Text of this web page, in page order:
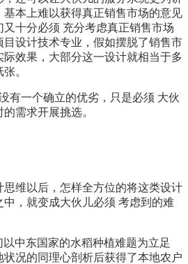
本上难以获得真正销售市场的意见
十分必须 充分考虑真正销售市场
设计技术专业，假如摆脱了销售市
效果，大部分这一设计就相当于多
。
有一个确立的优劣，只是必须 大伙
需求开展挑选。
维以后，怎样全方位的将这类设计
，就变成大伙儿必须 考虑到的难
中东国家的水稻种植难题为立足
状况的同理心剖析后获得了本地农户